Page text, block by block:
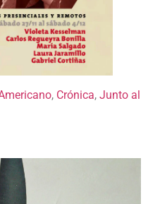
, Crónica, Junto al